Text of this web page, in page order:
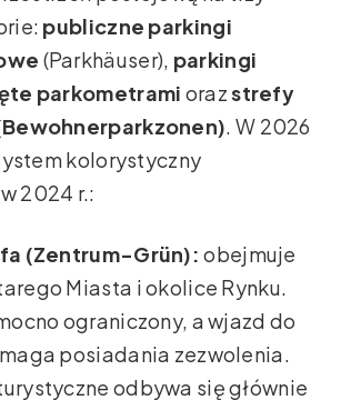
publiczne parkingi
(Parkhäuser), parkingi
parkometrami orazstrefy
. W 2026
kolorystyczny
2024 r.:
(Zentrum-Grün): obejmuje
Miasta i okolice Rynku.
ograniczony, a wjazd do
posiadania zezwolenia.
odbywa się głównie